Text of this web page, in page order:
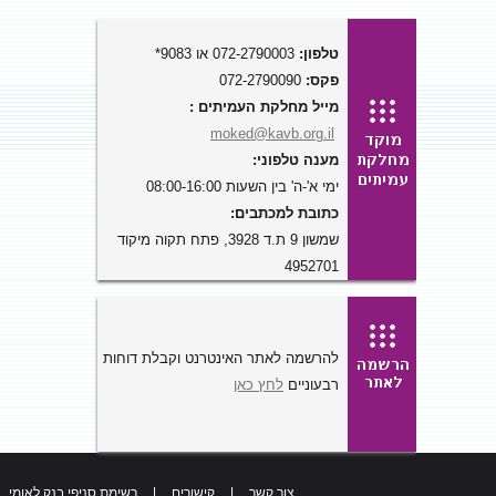
טלפון:
פקס:
מייל מחלקת העמיתים :
moked@kavb.org.il
מענה טלפוני:
ימי א'-ה' בין השעות 08:00-16:00
כתובת למכתבים:
שמשון 9 ת.ד 3928, פתח תקוה מיקוד
4952701
להרשמה לאתר האינטרנט וקבלת דוחות
רבעוניים לחץ כאן
צור קשר קישורים רשימת סניפי בנק לאומי